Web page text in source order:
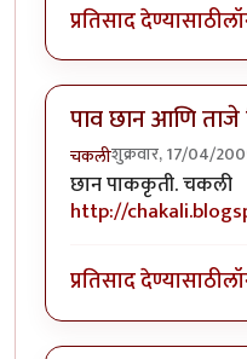
प्रतिसाद देण्यासाठी
पाव छान आणि ताजे
चकलीशुक्रवार, 17/04/
छान पाककृती. चकली
http://
प्रतिसाद देण्यासाठी